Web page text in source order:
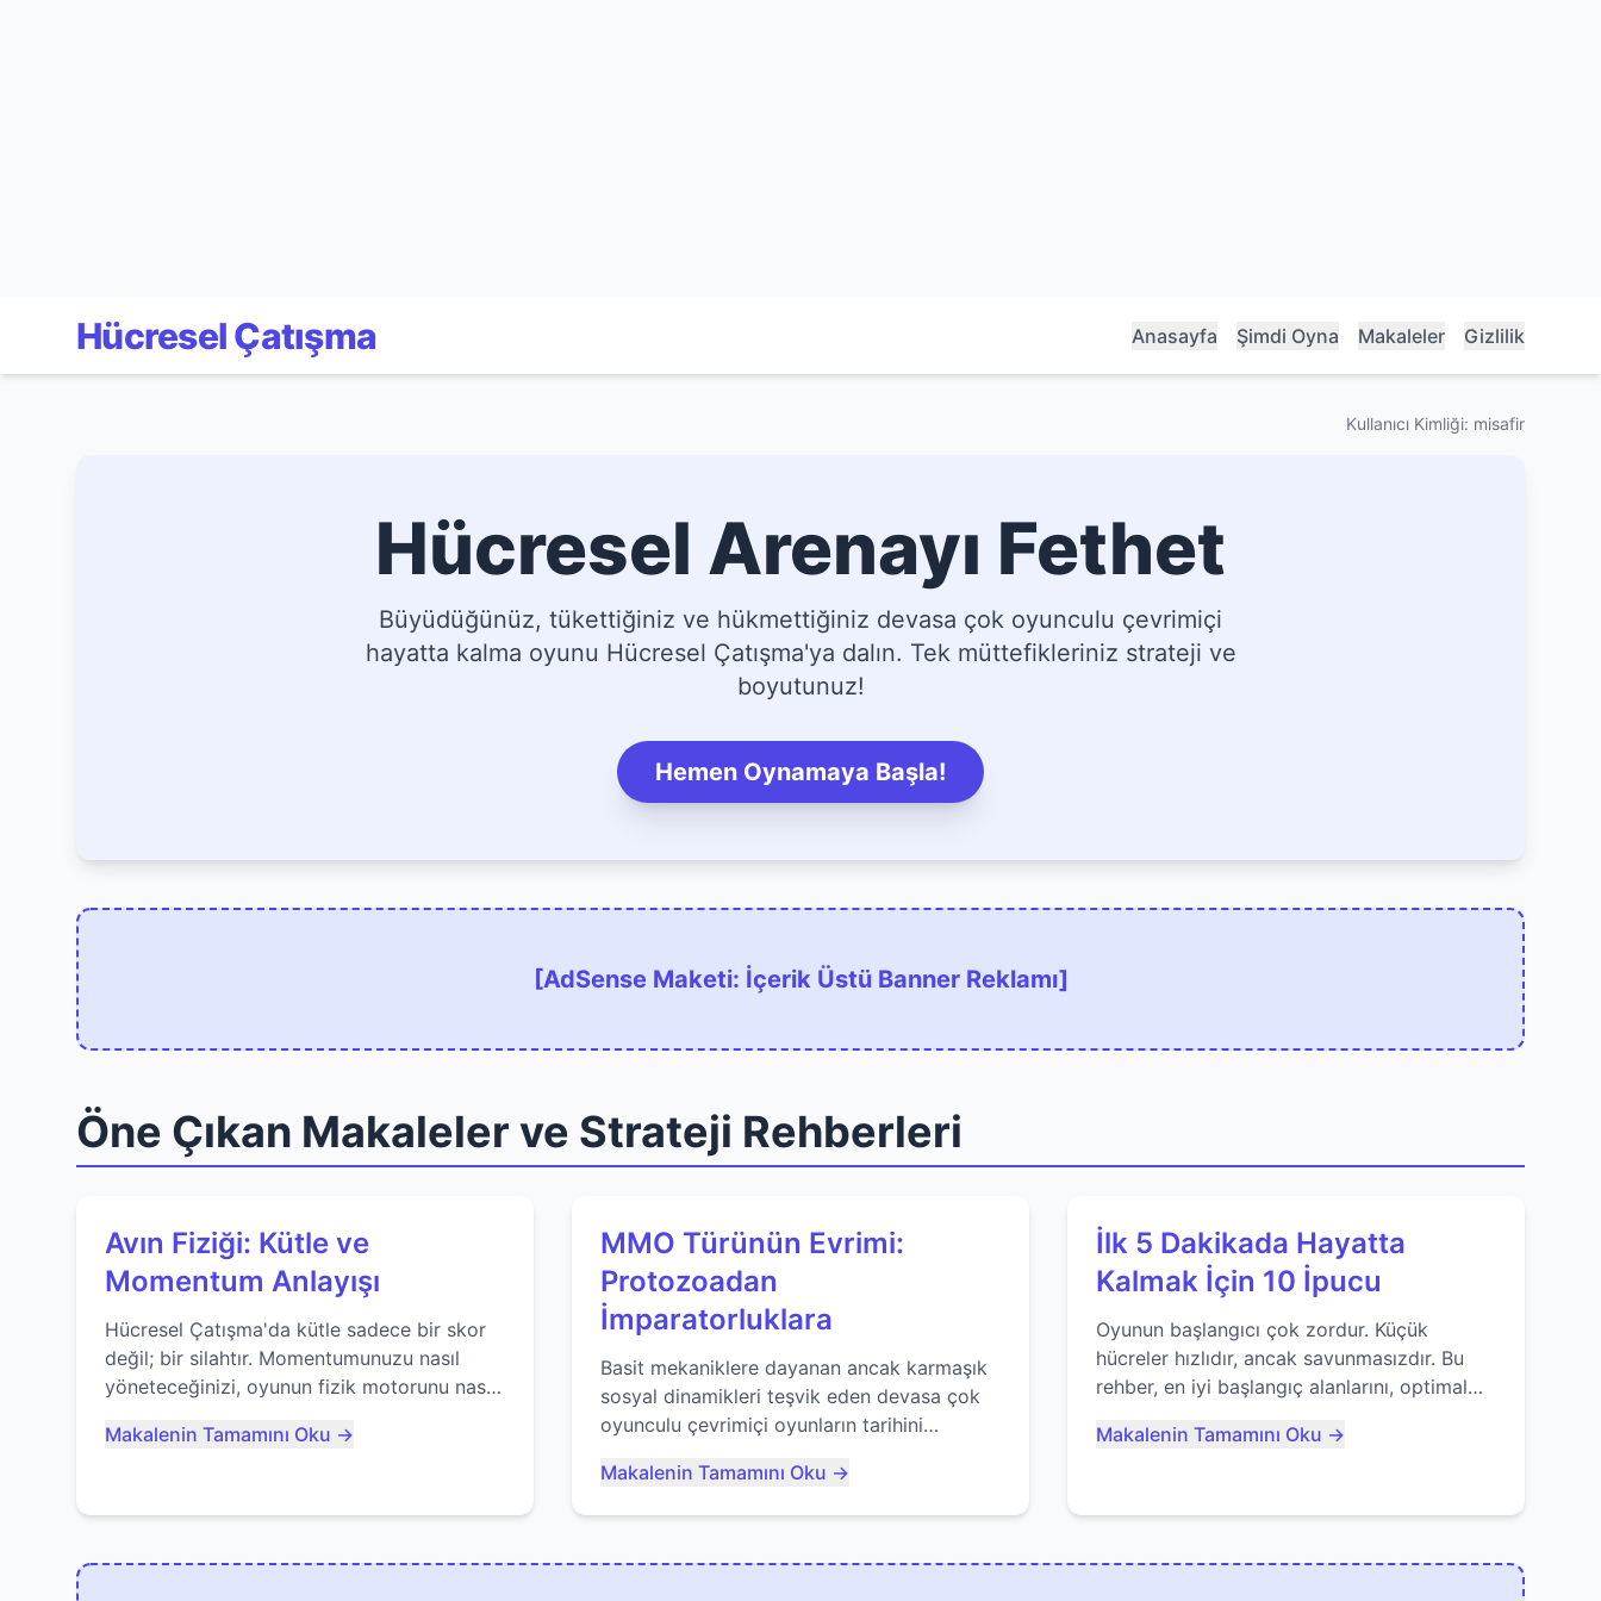
Hücresel Çatışma Anasayfa Şimdi Oyna Makaleler Gizlilik
Kullanıcı Kimliği: misafir
Hücresel Arenayı Fethet
Büyüdüğünüz, tükettiğiniz ve hükmettiğiniz devasa çok oyunculu çevrimiçi
hayatta kalma oyunu Hücresel Çatışma'ya dalın. Tek müttefikleriniz strateji ve
boyutunuz!
Hemen Oynamaya Başla!
[AdSense Maketi: İçerik Üstü Banner Reklamı]
Öne Çıkan Makaleler ve Strateji Rehberleri
Avın Fiziği: Kütle ve
Momentum Anlayışı
Hücresel Çatışma'da kütle sadece bir skor
değil; bir silahtır. Momentumunuzu nasıl
yöneteceğinizi, oyunun fizik motorunu nasıl
nasıl ustalaşacağınızı öğrenin...
Makalenin Tamamını Oku →
MMO Türünün Evrimi:
Protozoadan
İmparatorluklara
Basit mekaniklere dayanan ancak karmaşık
sosyal dinamikleri teşvik eden devasa çok
oyunculu çevrimiçi oyunların tarihini
bakıyoruz...
Makalenin Tamamını Oku →
İlk 5 Dakikada Hayatta
Kalmak İçin 10 İpucu
Oyunun başlangıcı çok zordur. Küçük
hücreler hızlıdır, ancak savunmasızdır. Bu
rehber, en iyi başlangıç alanlarını, optimal
olmaktan nasıl kaçınacağınızı anlatıyor...
Makalenin Tamamını Oku →